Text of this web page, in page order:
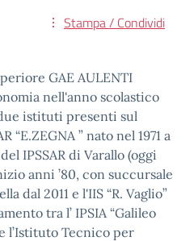
Stampa / Condividi
GAE AULENTI
nell'anno scolastico
istituti presenti sul
“E.ZEGNA ” nato nel 1971 a
IPSSAR di Varallo (oggi
anni ’80, con succursale
dal 2011 e l'IIS “R. Vaglio”
tra l’ IPSIA “Galileo
l’Istituto Tecnico per